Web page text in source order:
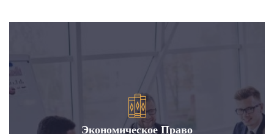
Экономическое Право